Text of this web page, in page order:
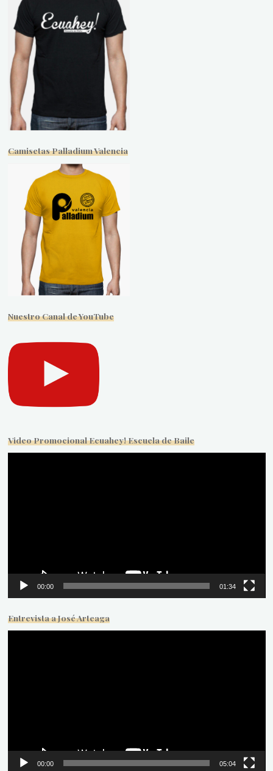
Camisetas Palladium Valencia
Nuestro Canal de YouTube
Video Promocional Ecuahey! Escuela de Baile
00:00 01:34
Entrevista a José Arteaga
00:00 05:04